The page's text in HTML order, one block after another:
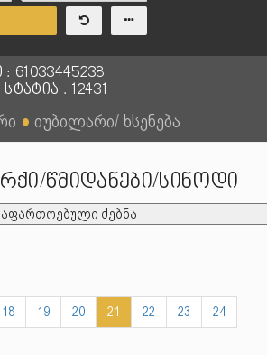
: 12431
● იუბილარი/ ხსენება
წმიდანები/სინოდი
ძებნა
18 19 20 21 22 23
24